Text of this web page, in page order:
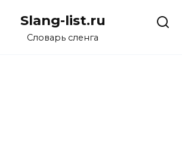
Slang-list.ru
Словарь сленга